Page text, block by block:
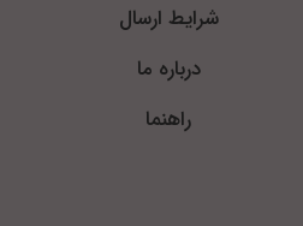
شرایط ارسال
درباره ما
راهنما